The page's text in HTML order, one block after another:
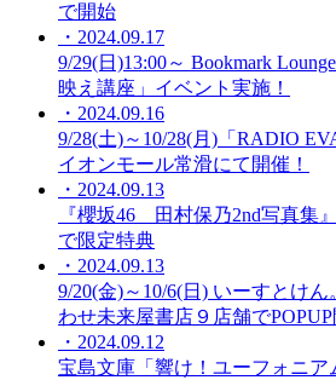
で開始
・2024.09.17
9/29(日)13:00～ Bookmark
映え講座」イベント実施！
・2024.09.16
9/28(土)～10/28(月)「RADIO
イオンモール常滑にて開催！
・2024.09.13
『櫻坂46 田村保乃2nd写真集
で限定特典
・2024.09.13
9/20(金)～10/6(日) いーすとけ
わせ未来屋書店９店舗でPOPUP
・2024.09.12
宝島文庫「響け！ユーフォニ